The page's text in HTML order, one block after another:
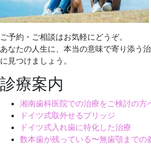
ご予約・ご相談はお気軽にどうぞ。
あなたの人生に、本当の意味で寄り添う
に見つけましょう。
診療案内
湘南歯科医院での治療をご検討の方
ドイツ式取外せるブリッジ
ドイツ式入れ歯に特化した治療
数本歯が残っている〜無歯顎までの